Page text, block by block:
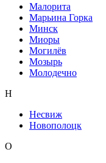
Малорита
Марьина Горка
Минск
Миоры
Могилёв
Мозырь
Молодечно
Н
Несвиж
Новополоцк
О